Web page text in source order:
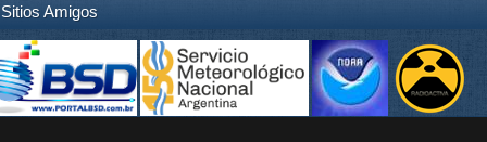
Sitios Amigos